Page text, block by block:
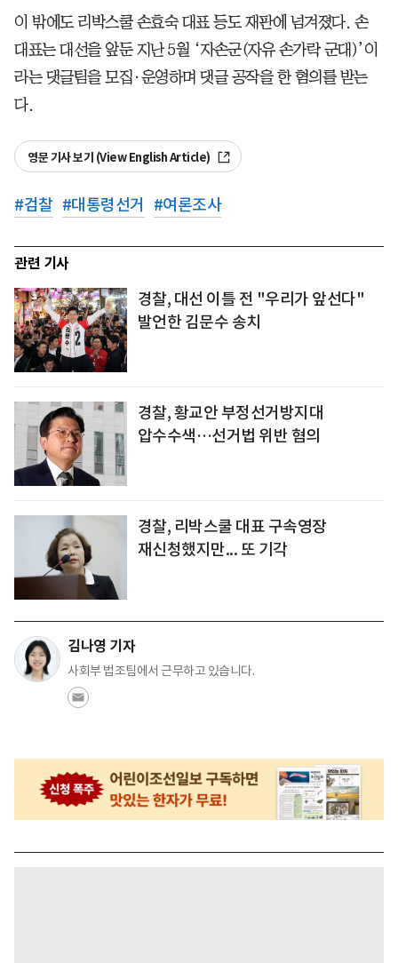
이 밖에도 리박스쿨 손효숙 대표 등도 재판에 넘겨졌다. 손
대표는 대선을 앞둔 지난 5월 ‘자손군(자유 손가락 군대)’이
라는 댓글팀을 모집·운영하며 댓글 공작을 한 혐의를 받는
다.
영문 기사 보기 (View English Article)
#검찰 #대통령선거 #여론조사
관련 기사
경찰, 대선 이틀 전 "우리가 앞선다"
발언한 김문수 송치
경찰, 황교안 부정선거방지대
압수수색…선거법 위반 혐의
경찰, 리박스쿨 대표 구속영장
재신청했지만... 또 기각
김나영 기자
사회부 법조팀에서 근무하고 있습니다.